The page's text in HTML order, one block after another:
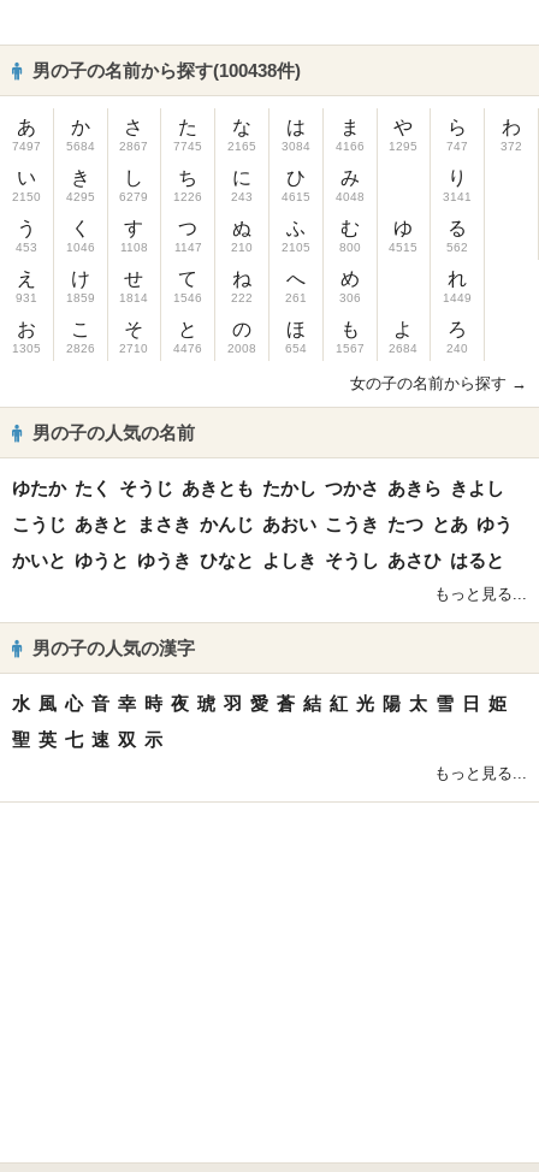
男の子の名前から探す(100438件)
あ
7497
い
2150
う
453
え
931
お
1305
か
5684
き
4295
く
1046
け
1859
こ
2826
さ
2867
し
6279
す
1108
せ
1814
そ
2710
た
7745
ち
1226
つ
1147
て
1546
と
4476
な
2165
に
243
ぬ
210
ね
222
の
2008
は
3084
ひ
4615
ふ
2105
へ
261
ほ
654
ま
4166
み
4048
む
800
め
306
も
1567
や
1295
ゆ
4515
よ
2684
ら
747
り
3141
る
562
れ
1449
ろ
240
わ
372
女の子の名前から探す →
男の子の人気の名前
ゆたか たく そうじ あきとも たかし つかさ あきら きよし
こうじ あきと まさき かんじ あおい こうき たつ とあ ゆう
かいと ゆうと ゆうき ひなと よしき そうし あさひ はると
もっと見る...
男の子の人気の漢字
水 風 心 音 幸 時 夜 琥 羽 愛 蒼 結 紅 光 陽 太 雪 日 姫
聖 英 七 速 双 示
もっと見る...